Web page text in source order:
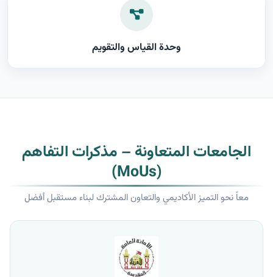
وحدة القياس والتقويم
الجامعات المتعاونة – مذكرات التفاهم
(MoUs)
معاً نحو التميز الأكاديمي والتعاون المشترك لبناء مستقبل أفضل